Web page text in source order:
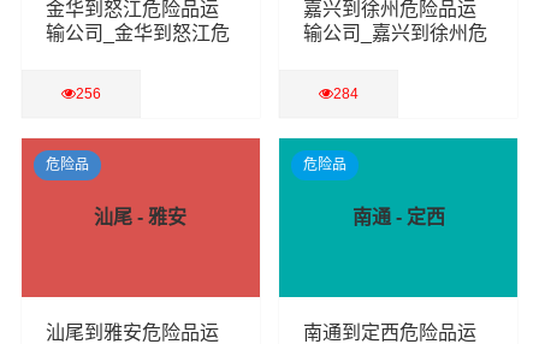
金华到怒江危险品运
输公司_金华到怒江危
256
查看详细
嘉兴到徐州危险品运
输公司_嘉兴到徐州危
284
查看详细
汕尾 - 雅安
汕尾到雅安危险品运
危险品
南通 - 定西
南通到定西危险品运
危险品